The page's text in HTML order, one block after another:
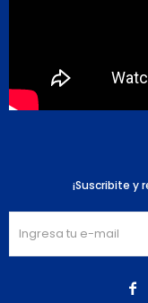
¡Suscribite y
